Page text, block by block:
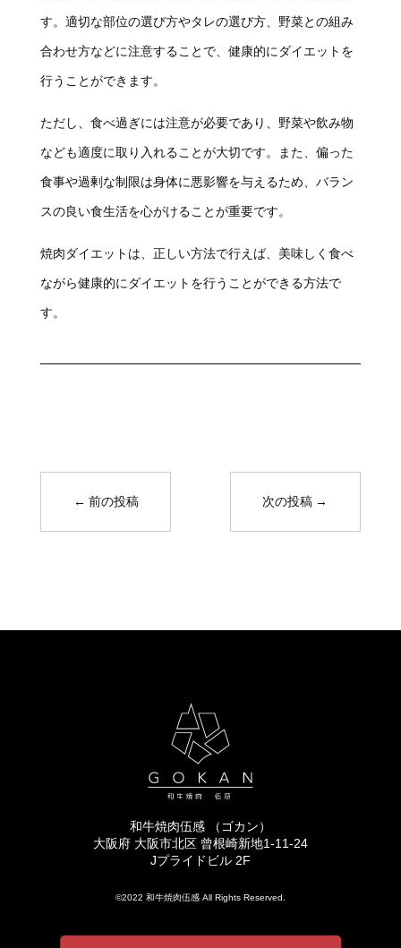
す。適切な部位の選び方やタレの選び方、野菜との組み
合わせ方などに注意することで、健康的にダイエットを
行うことができます。
ただし、食べ過ぎには注意が必要であり、野菜や飲み物
なども適度に取り入れることが大切です。また、偏った
食事や過剰な制限は身体に悪影響を与えるため、バラン
スの良い食生活を心がけることが重要です。
焼肉ダイエットは、正しい方法で行えば、美味しく食べ
ながら健康的にダイエットを行うことができる方法で
す。
← 前の投稿 次の投稿 →
和牛焼肉伍感 （ゴカン）
大阪府 大阪市北区 曾根崎新地1-11-24
Jプライドビル 2F
©2022 和牛焼肉伍感 All Rights Reserved.